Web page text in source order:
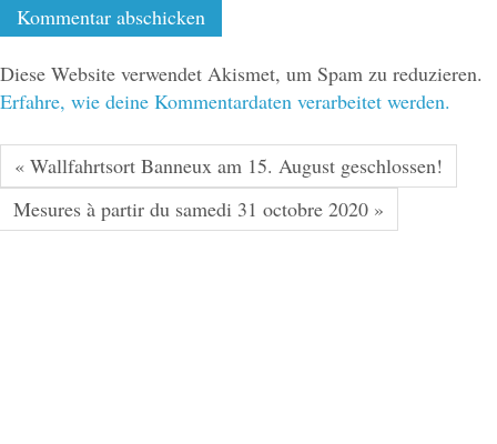
Diese Website verwendet Akismet, um Spam zu reduzieren.
Erfahre, wie deine Kommentardaten verarbeitet werden.
« Wallfahrtsort Banneux am 15. August geschlossen!
Mesures à partir du samedi 31 octobre 2020 »